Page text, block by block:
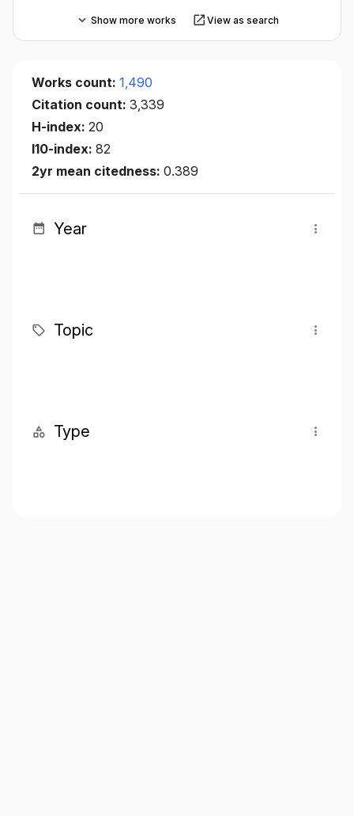
Show more works View as search
Works count: 1,490
Citation count: 3,339
H-index: 20
I10-index: 82
2yr mean citedness: 0.389
Year
Topic
Type